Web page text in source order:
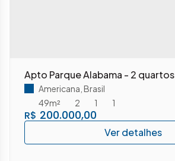
Apto Parque Alabama - 2 quartos
R$ 200.000,00
Americana Brasil
2
1
49m² 1